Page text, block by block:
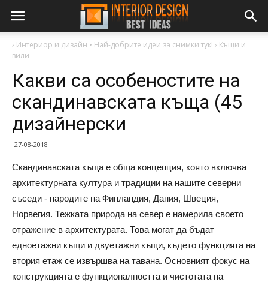
› Интериор и дизайн • Най-добрите идеи за снимки тук! › Къщи и
вили
Какви са особеностите на
скандинавската къща (45
дизайнерски
27-08-2018
Скандинавската къща е обща концепция, която включва
архитектурната култура и традиции на нашите северни
съседи - народите на Финландия, Дания, Швеция,
Норвегия. Тежката природа на север е намерила своето
отражение в архитектурата. Това могат да бъдат
едноетажни къщи и двуетажни къщи, където функцията на
втория етаж се извършва на тавана. Основният фокус на
конструкцията е функционалността и чистотата на